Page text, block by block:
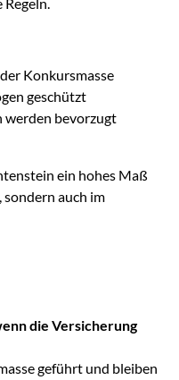
Konkursmasse
geschützt
werden bevorzugt
ein hohes Maß
auch im
die Versicherung
geführt und bleiben